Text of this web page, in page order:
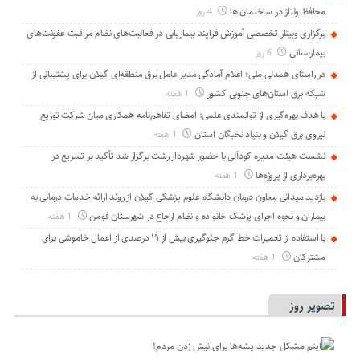
محافظ ولتاژ در ساختمان ها
4 روز
برگزاری وبینار تخصصی آموزش فرایند بیماریابی در فعالیت‌های نظام مراقبت عفونت‌های
بیمارستانی
6 روز
در راستای همدلی ملی؛ اعلام آمادگی مدیر عامل برق منطقه‌ای گیلان برای پشتیبانی از
شبكه برق استان‌های جنوبی كشور
1 هفته
با هدف بهره‌گیری از توانمندی علمی: امضای تفاهم‌نامه همكاری میان شركت توزیع
نیروی برق گیلان و بنیاد نخبگان استان
1 هفته
نشست هیئت مدیره کودآلی با حضور شهردار رشت برگزار شد تأکید بر تسریع در
بهره‌برداری از پروژه‌ها
1 هفته
بازدید میدانی معاون درمان دانشگاه علوم پزشکی گیلان از روند ارائه خدمات درمانی به
بیماران و نحوه اجرای پزشک خانواده و نظام ارجاع در شهرستان فومن
1 هفته
با استفاده از تعمیرات خط گرم جلوگیری بیش از ۱۹ درصدی از اعمال خاموشی برای
مشتركان
1 هفته
تصویر روز